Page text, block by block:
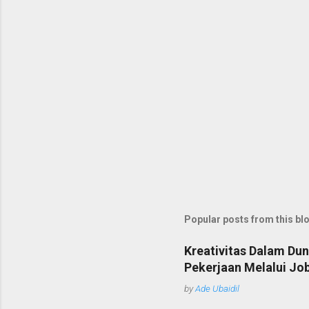
Popular posts from this
Kreativitas Dalam
Pekerjaan Melalui
byAde Ubaidil